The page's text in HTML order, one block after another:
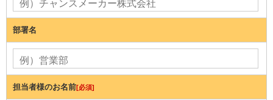
部署名
担当者様のお名前[必須]